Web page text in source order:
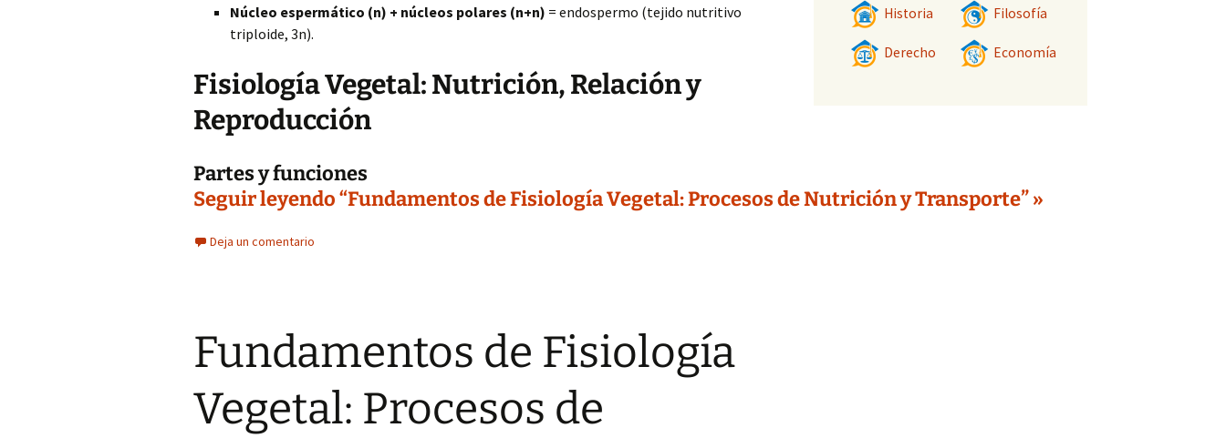
Núcleo espermático (n) + núcleos polares (n+n) = endospermo (tejido nutritivo
triploide, 3n).
Fisiología Vegetal: Nutrición, Relación y
Reproducción
Partes y funciones
Seguir leyendo “Fundamentos de Fisiología Vegetal: Procesos de Nutrición y Transporte” »
Deja un comentario
Fundamentos de Fisiología
Vegetal: Procesos de
Historia Filosofía
Derecho Economía